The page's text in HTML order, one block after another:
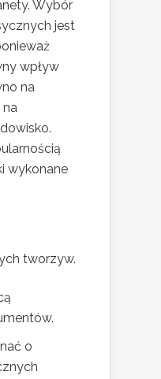
Wybór
jest
wpływ
na
na
wykonane
tworzyw.
o